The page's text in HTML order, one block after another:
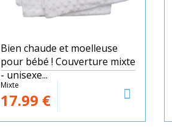
Bien chaude et moelleuse
pour bébé ! Couverture mixte
- unisexe...
Mixte
17.99 €